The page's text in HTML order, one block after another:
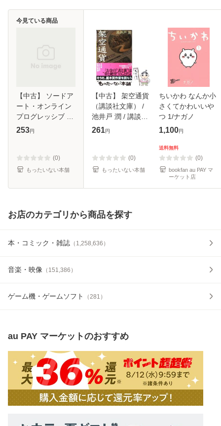
【中古】 ソードア
ート・オンライン
プログレッシブ 1
(電撃文庫 2417) /
クス [文庫]【メー
ル便送料無
253円
(0)
もったいない本舗
今見ている商品
【中古】 架空通貨
（講談社文庫） /
池井戸 潤 / 講談社
[文庫]【メール便送
261円
(0)
もったいない本舗
ちいかわ なんか小
さくてかわいいや
つ 1/ナガノ
1,100円
送料無料
(0)
bookfan au PAY マ
ーケット店
お店のカテゴリから商品を探す
本・コミック・雑誌 （ 1,258,636 ）
音楽・映像 （ 151,386 ）
ゲーム機・ゲームソフト （281 ）
au PAY マーケットのおすすめ